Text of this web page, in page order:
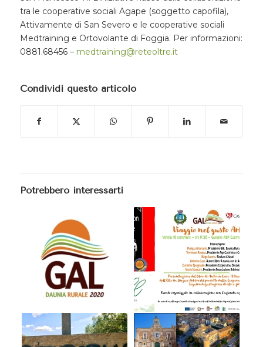
tra le cooperative sociali Agape (soggetto capofila),
Attivamente di San Severo e le cooperative sociali
Medtraining e Ortovolante di Foggia. Per informazioni:
0881.68456 – medtraining@reteoltre.it
Condividi questo articolo
Potrebbero interessarti